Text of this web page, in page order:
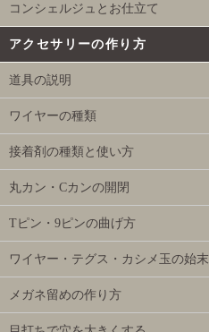
コンシェルジュとお仕立て
アクセサリーの作り方
道具の説明
ワイヤーの種類
接着剤の種類と使い方
丸カン・Cカンの開閉
Tピン・9ピンの曲げ方
ワイヤー・テグス・カシメ玉の始末
メガネ留めの作り方